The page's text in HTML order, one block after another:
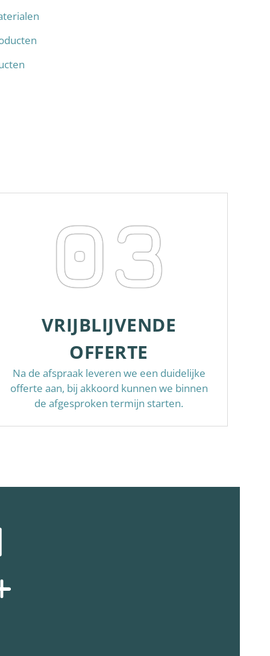
03
VRIJBLIJVENDE
OFFERTE
Na de afspraak leveren we een duidelijke
offerte aan, bij akkoord kunnen we binnen
de afgesproken termijn starten.